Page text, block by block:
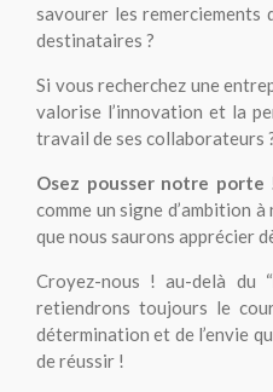
savourer les remerciements
destinataires ?
Si vous recherchez une
valorise l’innovation et la
travail de ses collaborateurs
Osez pousser notre porte
comme un signe d’ambition
que nous saurons apprécier
Croyez-nous ! au-delà du
retiendrons toujours le
détermination et de l’envie
de réussir !